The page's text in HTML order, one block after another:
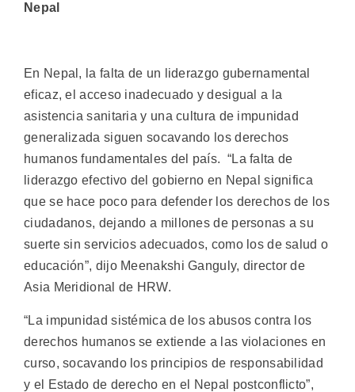
Nepal
En Nepal, la falta de un liderazgo gubernamental
eficaz, el acceso inadecuado y desigual a la
asistencia sanitaria y una cultura de impunidad
generalizada siguen socavando los derechos
humanos fundamentales del país. “La falta de
liderazgo efectivo del gobierno en Nepal significa
que se hace poco para defender los derechos de los
ciudadanos, dejando a millones de personas a su
suerte sin servicios adecuados, como los de salud o
educación”, dijo Meenakshi Ganguly, director de
Asia Meridional de HRW.
“La impunidad sistémica de los abusos contra los
derechos humanos se extiende a las violaciones en
curso, socavando los principios de responsabilidad
y el Estado de derecho en el Nepal postconflicto”,